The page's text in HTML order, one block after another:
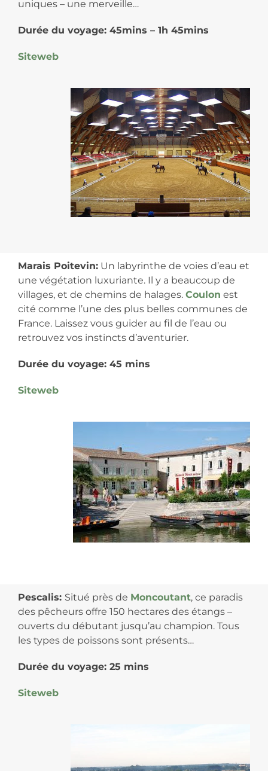
uniques – une merveille…
Durée du voyage: 45mins – 1h 45mins
Siteweb
Marais Poitevin: Un labyrinthe de voies d’eau et
une végétation luxuriante. Il y a beaucoup de
villages, et de chemins de halages. Coulon est
cité comme l’une des plus belles communes de
France. Laissez vous guider au fil de l’eau ou
retrouvez vos instincts d’aventurier.
Durée du voyage: 45 mins
Siteweb
Pescalis: Situé près de Moncoutant, ce paradis
des pêcheurs offre 150 hectares des étangs –
ouverts du débutant jusqu’au champion. Tous
les types de poissons sont présents…
Durée du voyage: 25 mins
Siteweb